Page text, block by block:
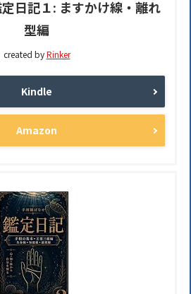
日記１: ますかけ線・離れ
型編
created byRinker
Kindle
Amazon